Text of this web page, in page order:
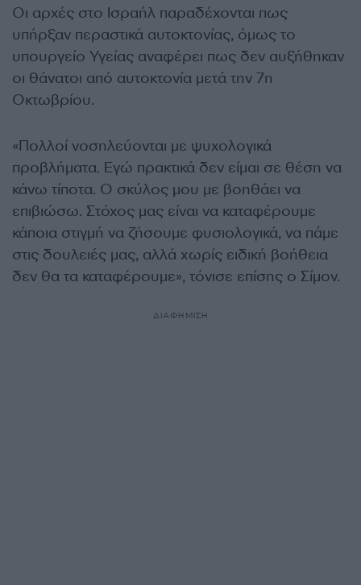
Οι αρχές στο Ισραήλ παραδέχονται πως
υπήρξαν περαστικά αυτοκτονίας, όμως το
υπουργείο Υγείας αναφέρει πως δεν αυξήθηκαν
οι θάνατοι από αυτοκτονία μετά την 7η
Οκτωβρίου.
«Πολλοί νοσηλεύονται με ψυχολογικά
προβλήματα. Εγώ πρακτικά δεν είμαι σε θέση να
κάνω τίποτα. Ο σκύλος μου με βοηθάει να
επιβιώσω. Στόχος μας είναι να καταφέρουμε
κάποια στιγμή να ζήσουμε φυσιολογικά, να πάμε
στις δουλειές μας, αλλά χωρίς ειδική βοήθεια
δεν θα τα καταφέρουμε», τόνισε επίσης ο Σίμον.
ΔΙΑΦΗΜΙΣΗ